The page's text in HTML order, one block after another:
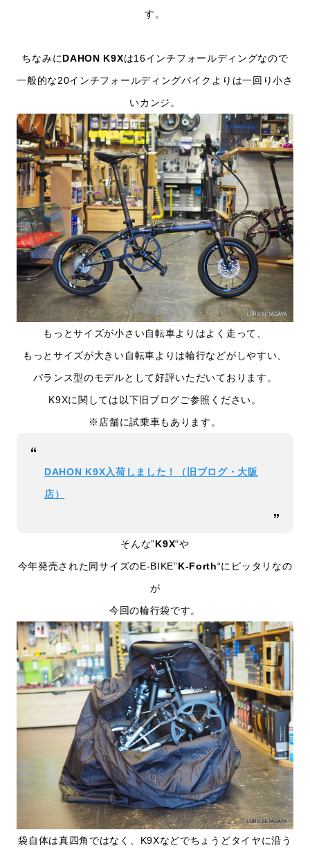
す。
ちなみにDAHON K9Xは16インチフォールディングなので
一般的な20インチフォールディングバイクよりは一回り小さ
いカンジ。
もっとサイズが小さい自転車よりはよく走って、
もっとサイズが大きい自転車よりは輪行などがしやすい、
バランス型のモデルとして好評いただいております。
K9Xに関しては以下旧ブログご参照ください。
※店舗に試乗車もあります。
DAHON K9X入荷しました！（旧ブログ・大阪
店）
そんな”K9X“や
今年発売された同サイズのE-BIKE”K-Forth“にピッタリなの
が
今回の輪行袋です。
袋自体は真四角ではなく、K9Xなどでちょうどタイヤに沿う